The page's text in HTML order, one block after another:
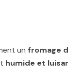
un fromage
humide et